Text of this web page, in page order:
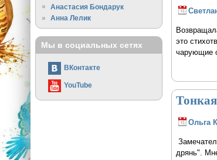
это
чарующие
Ольга
дрянь".
Анастасия Бондарук
Анна Лелик
Мы в социальных сетях
ВКонтакте
YouTube